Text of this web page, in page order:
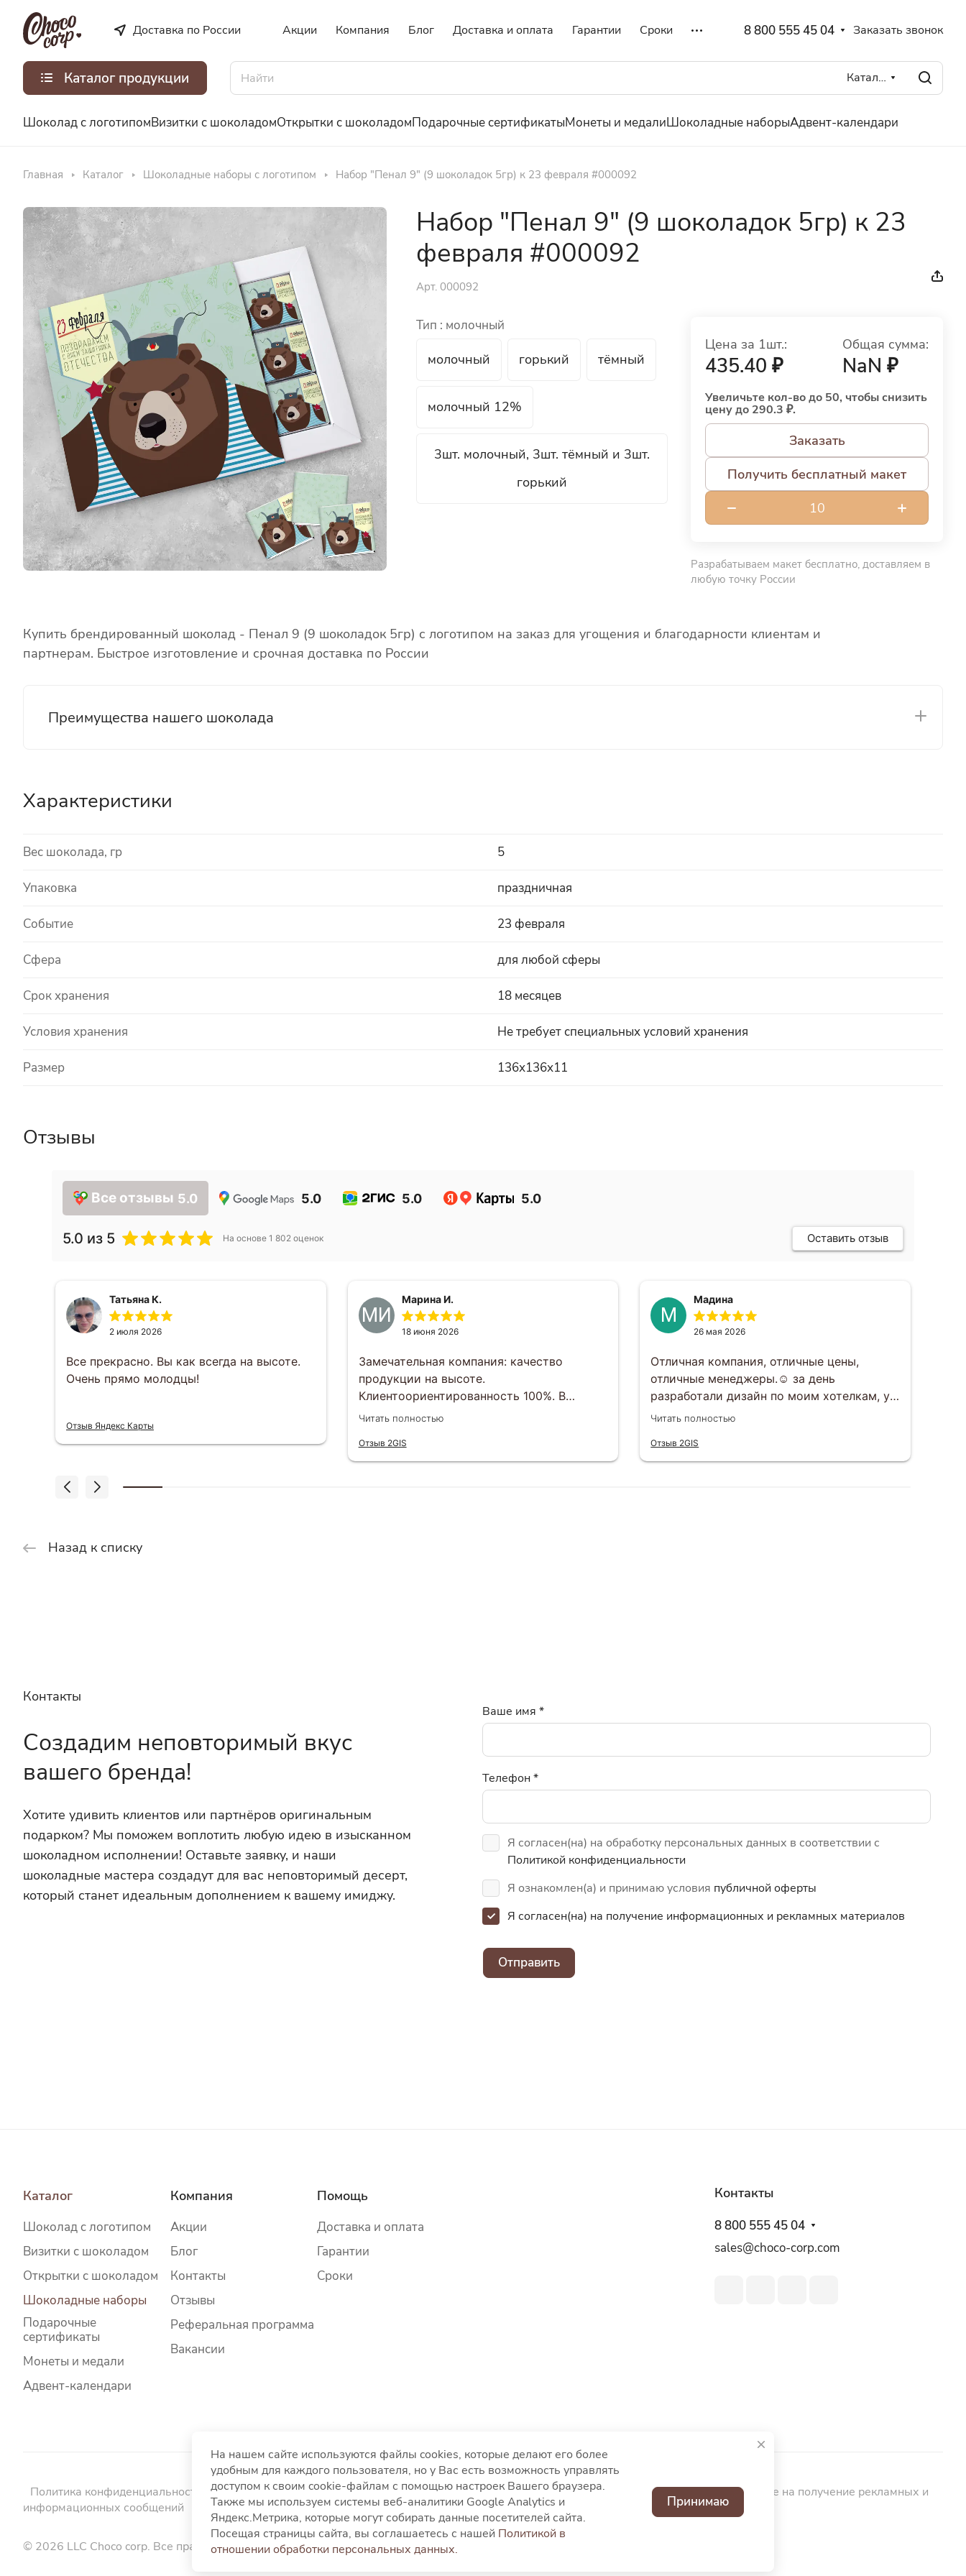
Доставка по России Акции Компания Блог Доставка и оплата Гарантии Сроки 8 800 555 45 04 Заказать звонок
Каталог продукции Каталог
Шоколад с логотипомВизитки с шоколадомОткрытки с шоколадомПодарочные сертификатыМонеты и медалиШоколадные наборыАдвент-календари
Главная Каталог Шоколадные наборы с логотипом Набор "Пенал 9" (9 шоколадок 5гр) к 23 февраля #000092
Набор "Пенал 9" (9 шоколадок 5гр) к 23
февраля #000092
Арт. 000092
Тип : молочный
молочный горький тёмный
молочный 12%
3шт. молочный, 3шт. тёмный и 3шт.
горький
Цена за 1шт.:
435.40 ₽
Общая сумма:
NaN ₽
Увеличьте кол-во до 50, чтобы снизить
цену до 290.3 ₽.
Заказать
Получить бесплатный макет
Разрабатываем макет бесплатно, доставляем в
любую точку России
Купить брендированный шоколад - Пенал 9 (9 шоколадок 5гр) с логотипом на заказ для угощения и благодарности клиентам и
партнерам. Быстрое изготовление и срочная доставка по России
Преимущества нашего шоколада
Характеристики
Вес шоколада, гр 5
Упаковка праздничная
Событие 23 февраля
Сфера для любой сферы
Срок хранения 18 месяцев
Условия хранения Не требует специальных условий хранения
Размер 136х136х11
Отзывы
Все отзывы 5.0 5.0 5.0 5.0
5.0 из 5 На основе 1 802 оценок Оставить отзыв
Татьяна К.
2 июля 2026
Все прекрасно. Вы как всегда на высоте.
Очень прямо молодцы!
Отзыв Яндекс Карты
МИ
Марина И.
18 июня 2026
Замечательная компания: качество
продукции на высоте.
Клиентоориентированность 100%. В
индивидуальном порядке любой вопрос
оперативно , сроки выполнения заказов
тоже соблюдаются. Будем еще заказывать
Читать полностью
Отзыв 2GIS
М
Мадина
26 мая 2026
Отличная компания, отличные цены,
отличные менеджеры.☺️ за день
разработали дизайн по моим хотелкам, у
вечеру того же дня все утвердили.
целости, шоколад не растаял, к тому же
очень вкусный)
Читать полностью
Отзыв 2GIS
Назад к списку
Контакты
Создадим неповторимый вкус
вашего бренда!
Хотите удивить клиентов или партнёров оригинальным
подарком? Мы поможем воплотить любую идею в изысканном
шоколадном исполнении! Оставьте заявку, и наши
шоколадные мастера создадут для вас неповторимый десерт,
который станет идеальным дополнением к вашему имиджу.
Ваше имя *
Телефон*
Я согласен(на) на обработку персональных данных в соответствии с
Политикой конфиденциальности
Я ознакомлен(а) и принимаю условия публичной оферты
Я согласен(на) на получение информационных и рекламных материалов
Отправить
Каталог
Шоколад c логотипом
Визитки с шоколадом
Открытки с шоколадом
Шоколадные наборы
Подарочные
сертификаты
Монеты и медали
Адвент-календари
Компания
Акции
Блог
Контакты
Отзывы
Реферальная программа
Вакансии
Помощь
Доставка и оплата
Гарантии
Сроки
Контакты
8 800 555 45 04
sales@choco-corp.com
Политика конфиденциальности Политика использования файлов cookies Согласие на обработку персональных данных
Согласие на получение рекламных и
информационных сообщений
Пользовательское соглашение
© 2026 LLC Choco corp. Все права защищены.
На нашем сайте используются файлы cookies, которые делают его более
удобным для каждого пользователя, но у Вас есть возможность управлять
доступом к своим cookie-файлам с помощью настроек Вашего браузера.
Также мы используем системы веб-аналитики Google Analytics и
Яндекс.Метрика, которые могут собирать данные посетителей сайта.
Посещая страницы сайта, вы соглашаетесь с нашей Политикой в
отношении обработки персональных данных.
Принимаю